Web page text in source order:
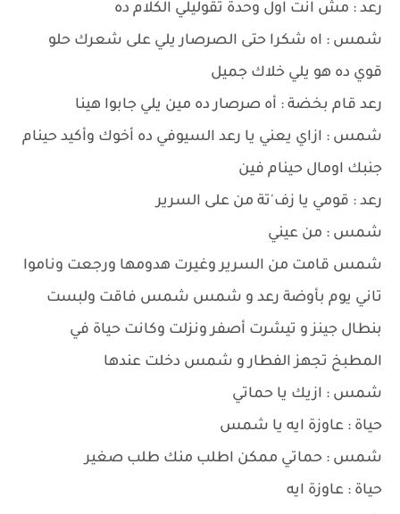
رعد : مش انت اول وحدة تقوليلي الكلام ده
شمس : اه شكرا حتى الصرصار يلي على شعرك حلو
قوي ده هو يلي خلاك جميل
رعد قام بخضة : أه صرصار ده مين يلي جابوا هينا
شمس : ازاي يعني يا رعد السيوفي ده أخوك وأكيد حينام
جنبك اومال حينام فين
رعد : قومي يا زف'تة من على السرير
شمس : من عيني
شمس قامت من السرير وغيرت هدومها ورجعت وناموا
تاني يوم بأوضة رعد و شمس شمس فاقت ولبست
بنطال جينز و تيشرت أصفر ونزلت وكانت حياة في
المطبخ تجهز الفطار و شمس دخلت عندها
شمس : ازيك يا حماتي
حياة : عاوزة ايه يا شمس
شمس : حماتي ممكن اطلب منك طلب صغير
حياة : عاوزة ايه